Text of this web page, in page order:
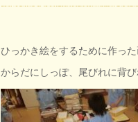
ひっかき絵をするために作っ
からだにしっぽ、尾びれに背